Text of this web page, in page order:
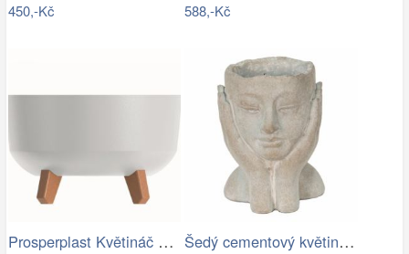
450,-Kč 588,-Kč
Prosperplast Květináč Gracyeen bílý,… Šedý cementový květináč hlava ženy v…